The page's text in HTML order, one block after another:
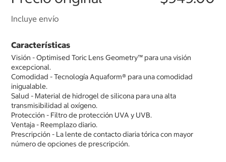
Incluye envío
Características
Visión - Optimised Toric Lens Geometry™ para una visión
excepcional.
Comodidad - Tecnología Aquaform® para una comodidad
inigualable.
Salud - Material de hidrogel de silicona para una alta
transmisibilidad al oxígeno.
Protección - Filtro de protección UVA y UVB.
Ventaja - Reemplazo diario.
Prescripción - La lente de contacto diaria tórica con mayor
número de opciones de prescripción.